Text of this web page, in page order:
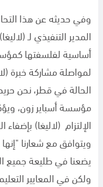
وفي حديثه عن هذا
المدير التنفيذي لـ
أساسية لفلسفتها
لمواصلة مشاركة خبرة
الحالة في قطر، نحن
مؤسسة أسباير زون،
الإلتزام (لاليغا)
ويتوافق مع شعارنا
يضعنا في طليعة جميع
ولكن في المعايير